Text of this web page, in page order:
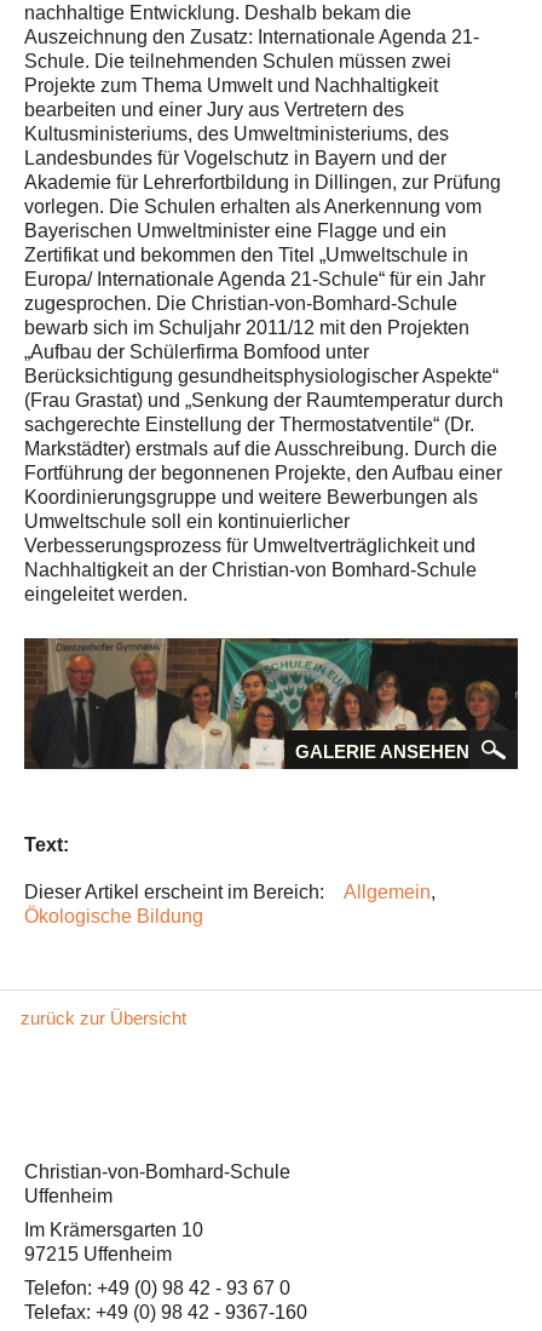
nachhaltige Entwicklung. Deshalb bekam die
Auszeichnung den Zusatz: Internationale Agenda 21-
Schule. Die teilnehmenden Schulen müssen zwei
Projekte zum Thema Umwelt und Nachhaltigkeit
bearbeiten und einer Jury aus Vertretern des
Kultusministeriums, des Umweltministeriums, des
Landesbundes für Vogelschutz in Bayern und der
Akademie für Lehrerfortbildung in Dillingen, zur Prüfung
vorlegen. Die Schulen erhalten als Anerkennung vom
Bayerischen Umweltminister eine Flagge und ein
Zertifikat und bekommen den Titel „Umweltschule in
Europa/ Internationale Agenda 21-Schule“ für ein Jahr
zugesprochen. Die Christian-von-Bomhard-Schule
bewarb sich im Schuljahr 2011/12 mit den Projekten
„Aufbau der Schülerfirma Bomfood unter
Berücksichtigung gesundheitsphysiologischer Aspekte“
(Frau Grastat) und „Senkung der Raumtemperatur durch
sachgerechte Einstellung der Thermostatventile“ (Dr.
Markstädter) erstmals auf die Ausschreibung. Durch die
Fortführung der begonnenen Projekte, den Aufbau einer
Koordinierungsgruppe und weitere Bewerbungen als
Umweltschule soll ein kontinuierlicher
Verbesserungsprozess für Umweltverträglichkeit und
Nachhaltigkeit an der Christian-von Bomhard-Schule
eingeleitet werden.
GALERIE ANSEHEN
Text:
Dieser Artikel erscheint im Bereich: Allgemein,
Ökologische Bildung
zurück zur Übersicht
Christian-von-Bomhard-Schule
Uffenheim
Im Krämersgarten 10
97215 Uffenheim
Telefon: +49 (0) 98 42 - 93 67 0
Telefax: +49 (0) 98 42 - 9367-160